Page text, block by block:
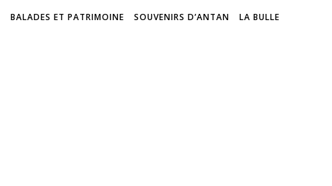
BALADES ET PATRIMOINE SOUVENIRS D’ANTAN LA BULLE